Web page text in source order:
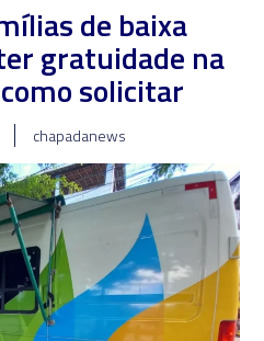
de baixa
gratuidade na
solicitar
chapadanews